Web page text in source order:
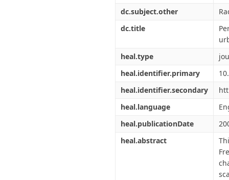
dc.subject.other
dc.title
heal.type
heal.identifier.primary
heal.identifier.secondary
heal.language
heal.publicationDate
heal.abstract